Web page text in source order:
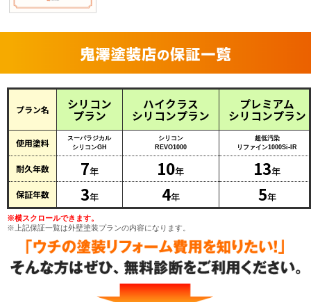
プラン名 シリコン
プラン
ハイクラス
シリコンプラン
プレミアム
シリコンプラン
使用塗料
スーパラジカル
シリコンGH
シリコン
REVO1000
超低汚染
リファイン1000Si-IR
耐久年数 7年 10年 13年
保証年数 3年 4年 5年
※横スクロールできます。
※上記保証一覧は外壁塗装プランの内容になります。